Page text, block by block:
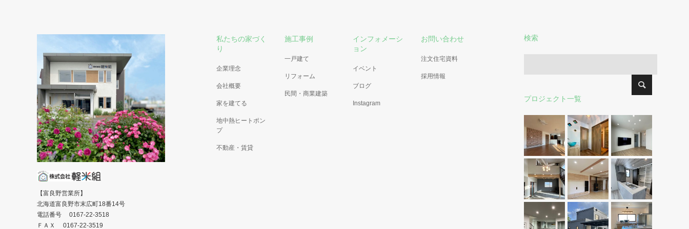
私たちの家づく
り
企業理念
会社概要
家を建てる
地中熱ヒートポン
プ
不動産・賃貸
施工事例
一戸建て
リフォーム
民間・商業建築
インフォメーシ
ョン
イベント
ブログ
Instagram
お問い合わせ
注文住宅資料
採用情報
検索
プロジェクト一覧
【富良野営業所】
北海道富良野市末広町18番14号
電話番号 0167-22-3518
ＦＡＸ 0167-22-3519